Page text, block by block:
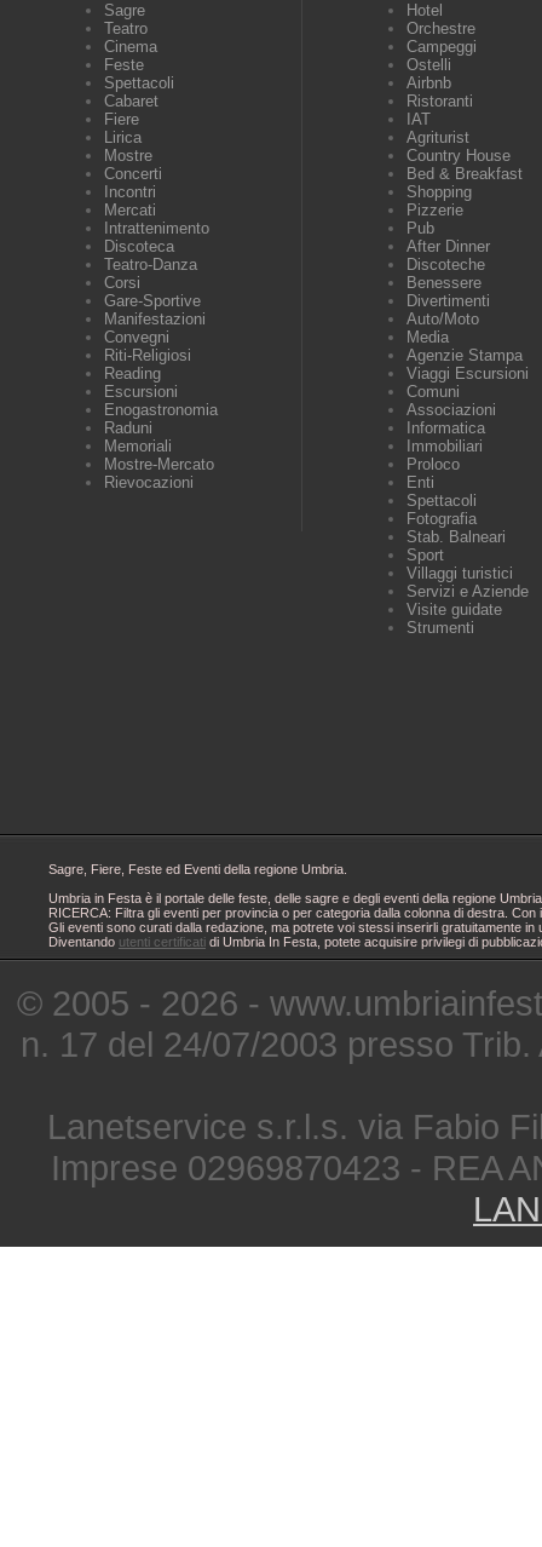
Sagre
Teatro
Cinema
Feste
Spettacoli
Cabaret
Fiere
Lirica
Mostre
Concerti
Incontri
Mercati
Intrattenimento
Discoteca
Teatro-Danza
Corsi
Gare-Sportive
Manifestazioni
Convegni
Riti-Religiosi
Reading
Escursioni
Enogastronomia
Raduni
Memoriali
Mostre-Mercato
Rievocazioni
Hotel
Orchestre
Campeggi
Ostelli
Airbnb
Ristoranti
IAT
Agriturist
Country House
Bed & Breakfast
Shopping
Pizzerie
Pub
After Dinner
Discoteche
Benessere
Divertimenti
Auto/Moto
Media
Agenzie Stampa
Viaggi Escursioni
Comuni
Associazioni
Informatica
Immobiliari
Proloco
Enti
Spettacoli
Fotografia
Stab. Balneari
Sport
Villaggi turistici
Servizi e Aziende
Visite guidate
Strumenti
Sagre, Fiere, Feste ed Eventi della regione Umbria.
Umbria in Festa è il portale delle feste, delle sagre e degli eventi della regione
RICERCA: Filtra gli eventi per provincia o per categoria dalla colonna di destra.
Gli eventi sono curati dalla redazione, ma potrete voi stessi inserirli gratuitamente
Diventando utenti certificati di Umbria In Festa, potete acquisire privilegi di
© 2005 - 2026 -
n. 17 del 24/07/2003 presso
Lanetservice s.r.l.s. via Fabio
Imprese 02969870423 - REA